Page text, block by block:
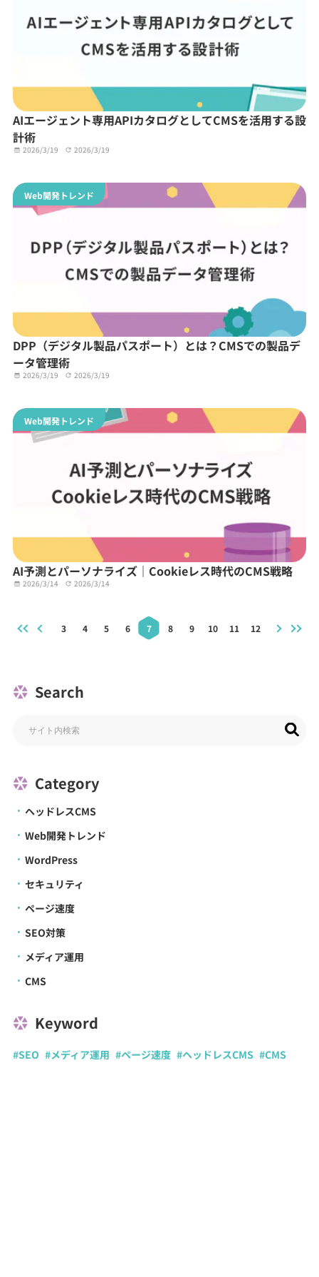
AIエージェント専用APIカタログとしてCMSを活用する設
計術
2026/3/19 2026/3/19
Web開発トレンド
DPP（デジタル製品パスポート）とは？CMSでの製品デ
ータ管理術
2026/3/19 2026/3/19
Web開発トレンド
AI予測とパーソナライズ｜Cookieレス時代のCMS戦略
2026/3/14 2026/3/14
3 4 5 6 7 8 9 10 11 12
Search
Category
ヘッドレスCMS
Web開発トレンド
WordPress
セキュリティ
ページ速度
SEO対策
メディア運用
CMS
Keyword
#SEO #メディア運用 #ページ速度 #ヘッドレスCMS #CMS